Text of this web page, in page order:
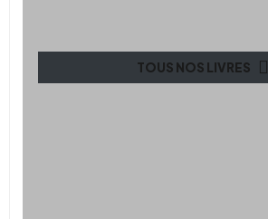
TOUS NOS LIVRES